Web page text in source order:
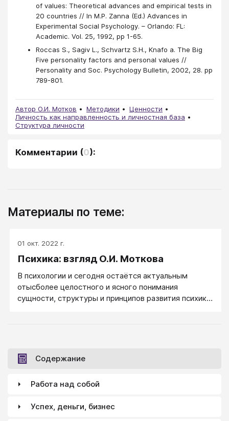
of values: Theoretical advances and empirical tests in
20 countries // In M.P. Zanna (Ed.) Advances in
Experimental Social Psychology. – Orlando: FL:
Academic. Vol. 25, 1992, pp 1-65.
Roccas S., Sagiv L., Schvartz S.H., Knafo a. The Big
Five personality factors and personal values //
Personality and Soc. Psychology Bulletin, 2002, 28. pp
789-801.
Автор О.И. Мотков Методики
Ценности
Личность как направленность и личностная база
Структура личности
Комментарии (0):
Материалы по теме:
01 окт. 2022 г.
Психика: взгляд О.И. Моткова
В психологии и сегодня остаётся актуальным
отысболее целостного и ясного понимания
сущности, структуры и принципов развития психики
определения психики при вдумчивом чтении
вызывают вопросы, на которые пытливый ум не
удовлетворительных ответов.
Содержание
Работа над собой
Успех, деньги, бизнес